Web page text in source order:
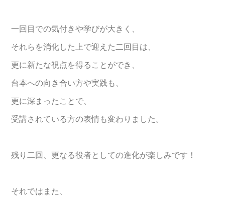
一回目での気付きや学びが大きく、
それらを消化した上で迎えた二回目は、
更に新たな視点を得ることができ、
台本への向き合い方や実践も、
更に深まったことで、
受講されている方の表情も変わりました。
残り二回、更なる役者としての進化が楽しみです！
それではまた、